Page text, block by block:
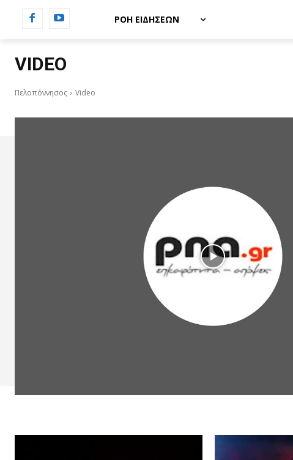
ΡΟΗ ΕΙΔΗΣΕΩΝ
VIDEO
Πελοπόννησος Video